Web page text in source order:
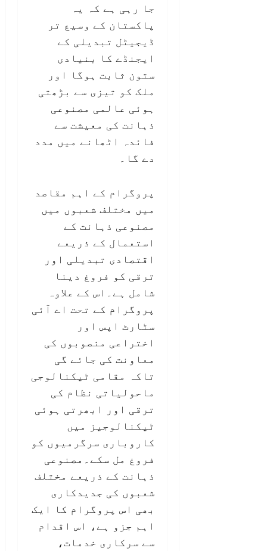
جا رہی ہے کہ یہ
پاکستان کے وسیع تر
ڈیجیٹل تبدیلی کے
ایجنڈے کا بنیادی
ستون ثابت ہوگا اور
ملک کو تیزی سے بڑھتی
ہوئی عالمی مصنوعی
ذہانت کی معیشت سے
فائدہ اٹھانے میں مدد
دے گا۔
پروگرام کے اہم مقاصد
میں مختلف شعبوں میں
مصنوعی ذہانت کے
استعمال کے ذریعے
اقتصادی تبدیلی اور
ترقی کو فروغ دینا
شامل ہے۔اس کے علاوہ
پروگرام کے تحت اے آئی
سٹارٹ اپس اور
اختراعی منصوبوں کی
معاونت کی جائے گی
تاکہ مقامی ٹیکنالوجی
ماحولیاتی نظام کی
ترقی اور ابھرتی ہوئی
ٹیکنالوجیز میں
کاروباری سرگرمیوں کو
فروغ مل سکے۔مصنوعی
ذہانت کے ذریعے مختلف
شعبوں کی جدیدکاری
بھی اس پروگرام کا ایک
اہم جزو ہے، اس اقدام
سے سرکاری خدمات،